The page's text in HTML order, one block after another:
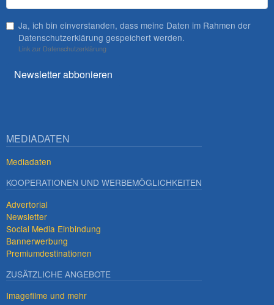
Ja, ich bin einverstanden, dass meine Daten im Rahmen der
Datenschutzerklärung gespeichert werden.
Link zur Datenschutzerklärung
Newsletter abbonieren
MEDIADATEN
Mediadaten
KOOPERATIONEN UND WERBEMÖGLICHKEITEN
Advertorial
Newsletter
Social Media Einbindung
Bannerwerbung
Premiumdestinationen
ZUSÄTZLICHE ANGEBOTE
Imagefilme und mehr